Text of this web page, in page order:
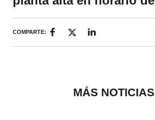
COMPARTE:
MÁS NOTICIAS